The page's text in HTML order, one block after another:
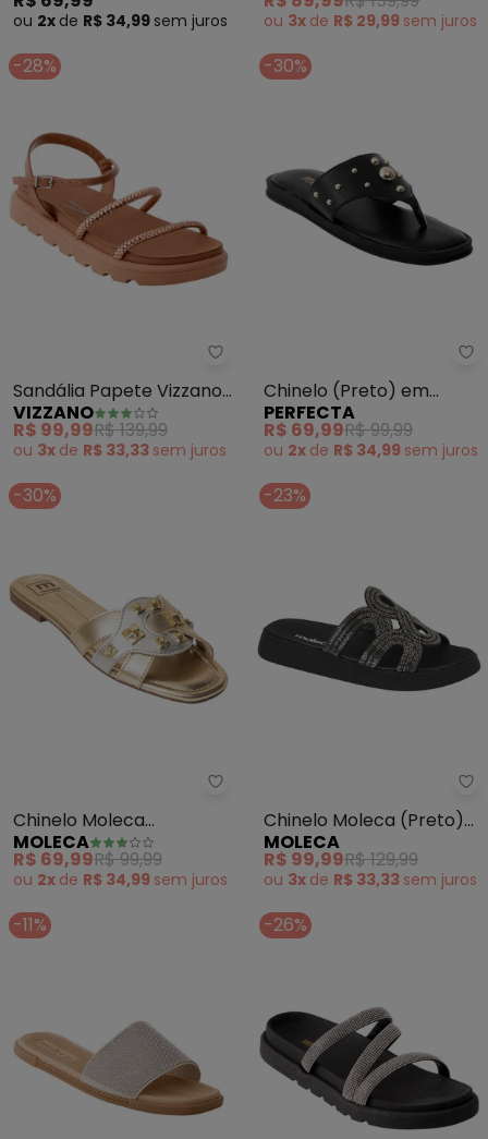
ou 2x de R$ 34,99 sem juros ou 3x de R$ 29,99 sem juros
-28%
Vizzano - Sandália Papete
Sandália Papete Vizzano
(Ouro Rosado) em
Sintético
VIZZANO
R$ 99,99R$ 139,99
ou 3x de R$ 33,33 sem juros
-30%
Chinelo (Preto) em
Sintético
PERFECTA
R$ 69,99R$ 99,99
ou 2x de R$ 34,99 sem juros
-30%
Moleca - Chinelo Moleca
Chinelo Moleca
(Dourado) em Sintético
MOLECA
R$ 69,99R$ 99,99
ou 2x de R$ 34,99 sem juros
-23%
Chinelo Moleca (Preto)
em Sintético
MOLECA
R$ 99,99R$ 129,99
ou 3x de R$ 33,33 sem juros
-11% -26%